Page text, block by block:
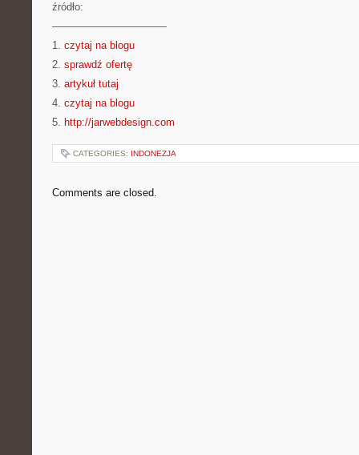
źródło:
———————————
1. czytaj na blogu
2. sprawdź ofertę
3. artykuł tutaj
4. czytaj na blogu
5. http://jarwebdesign.com
CATEGORIES: INDONEZJA
Comments are closed.